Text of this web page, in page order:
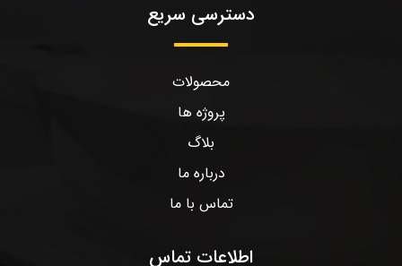
دسترسی سریع
محصولات
پروژه ها
بلاگ
درباره ما
تماس با ما
اطلاعات تماس